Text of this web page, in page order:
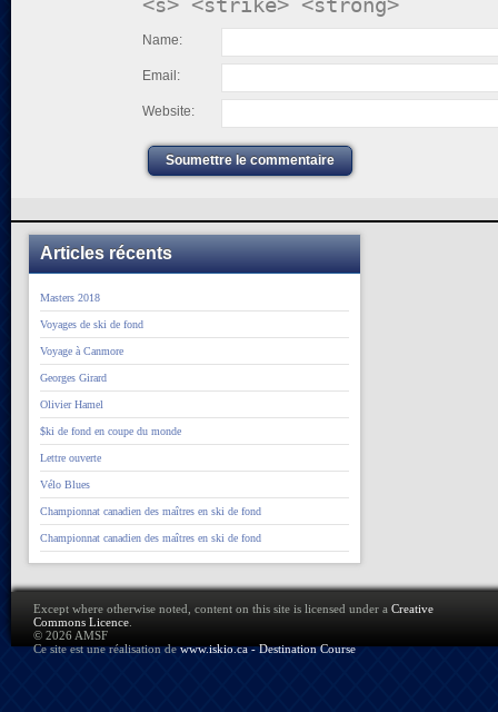
<s> <strike> <strong>
Name:
Email:
Website:
Soumettre le commentaire
Articles récents
Masters 2018
Voyages de ski de fond
Voyage à Canmore
Georges Girard
Olivier Hamel
$ki de fond en coupe du monde
Lettre ouverte
Vélo Blues
Championnat canadien des maîtres en ski de fond
Championnat canadien des maîtres en ski de fond
Except where otherwise noted, content on this site is licensed under a Creative
Commons Licence
© 2026 AMSF
Ce site est une réalisation dewww.iskio.ca - Destination Course